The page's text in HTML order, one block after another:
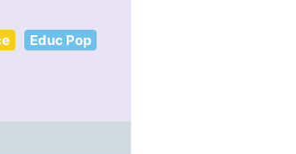
Educ Pop